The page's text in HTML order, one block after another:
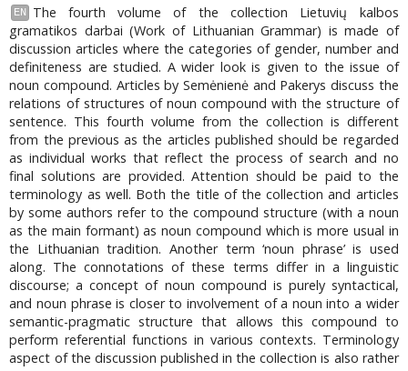
EN
The fourth volume of the collection Lietuvių kalbos
gramatikos darbai (Work of Lithuanian Grammar) is made of
discussion articles where the categories of gender, number and
definiteness are studied. A wider look is given to the issue of
noun compound. Articles by Semėnienė and Pakerys discuss the
relations of structures of noun compound with the structure of
sentence. This fourth volume from the collection is different
from the previous as the articles published should be regarded
as individual works that reflect the process of search and no
final solutions are provided. Attention should be paid to the
terminology as well. Both the title of the collection and articles
by some authors refer to the compound structure (with a noun
as the main formant) as noun compound which is more usual in
the Lithuanian tradition. Another term ‘noun phrase’ is used
along. The connotations of these terms differ in a linguistic
discourse; a concept of noun compound is purely syntactical,
and noun phrase is closer to involvement of a noun into a wider
semantic-pragmatic structure that allows this compound to
perform referential functions in various contexts. Terminology
aspect of the discussion published in the collection is also rather